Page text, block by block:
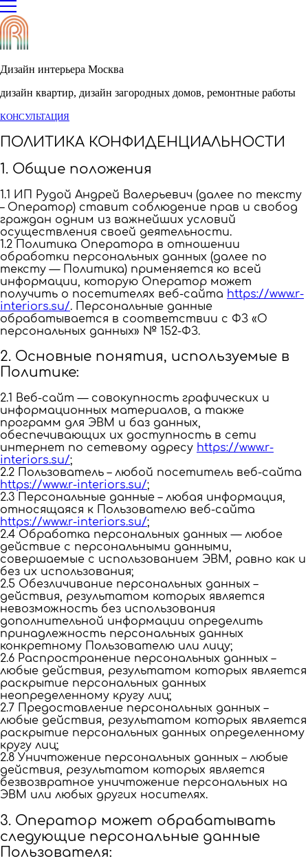
Дизайн интерьера Москва
дизайн квартир, дизайн загородных домов, ремонтные работы
КОНСУЛЬТАЦИЯ
ПОЛИТИКА КОНФИДЕНЦИАЛЬНОСТИ
1. Общие положения
1.1 ИП Рудой Андрей Валерьевич (далее по тексту
– Оператор) ставит соблюдение прав и свобод
граждан одним из важнейших условий
осуществления своей деятельности.
1.2 Политика Оператора в отношении
обработки персональных данных (далее по
тексту — Политика) применяется ко всей
информации, которую Оператор может
получить о посетителях веб-сайта https://www.r-
interiors.su/. Персональные данные
обрабатывается в соответствии с ФЗ «О
персональных данных» № 152-ФЗ.
2. Основные понятия, используемые в
Политике:
2.1 Веб-сайт — совокупность графических и
информационных материалов, а также
программ для ЭВМ и баз данных,
обеспечивающих их доступность в сети
интернет по сетевому адресу https://www.r-
interiors.su/;
2.2 Пользователь – любой посетитель веб-сайта
https://www.r-interiors.su/;
2.3 Персональные данные – любая информация,
относящаяся к Пользователю веб-сайта
https://www.r-interiors.su/;
2.4 Обработка персональных данных — любое
действие с персональными данными,
совершаемые с использованием ЭВМ, равно как и
без их использования;
2.5 Обезличивание персональных данных –
действия, результатом которых является
невозможность без использования
дополнительной информации определить
принадлежность персональных данных
конкретному Пользователю или лицу;
2.6 Распространение персональных данных –
любые действия, результатом которых является
раскрытие персональных данных
неопределенному кругу лиц;
2.7 Предоставление персональных данных –
любые действия, результатом которых является
раскрытие персональных данных определенному
кругу лиц;
2.8 Уничтожение персональных данных – любые
действия, результатом которых является
безвозвратное уничтожение персональных на
ЭВМ или любых других носителях.
3. Оператор может обрабатывать
следующие персональные данные
Пользователя: